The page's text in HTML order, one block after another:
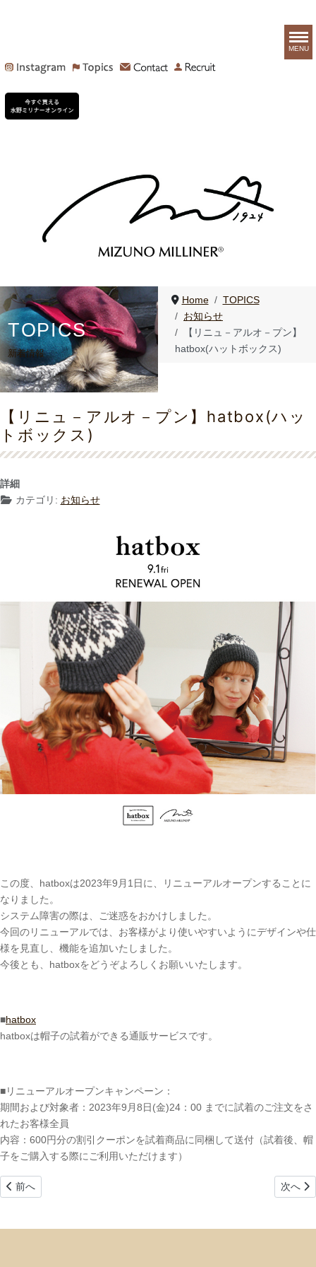
TOPICS
新着情報
Home
TOPICS
お知らせ
【リニュ－アルオ－プン】
hatbox(ハットボックス)
【リニュ－アルオ－プン】hatbox(ハッ
トボックス)
詳細
カテゴリ: お知らせ
この度、hatboxは2023年9月1日に、リニューアルオープンすることに
なりました。
システム障害の際は、ご迷惑をおかけしました。
今回のリニューアルでは、お客様がより使いやすいようにデザインや仕
様を見直し、機能を追加いたしました。
今後とも、hatboxをどうぞよろしくお願いいたします。
■hatbox
hatboxは帽子の試着ができる通販サービスです。
■リニューアルオープンキャンペーン：
期間および対象者：2023年9月8日(金)24：00 までに試着のご注文をさ
れたお客様全員
内容：600円分の割引クーポンを試着商品に同梱して送付（試着後、帽
子をご購入する際にご利用いただけます）
前の記事へ: 【岩田屋本店】「ボルサリーノ」取り扱いのご案内
前へ 次の記
次へ
MENU